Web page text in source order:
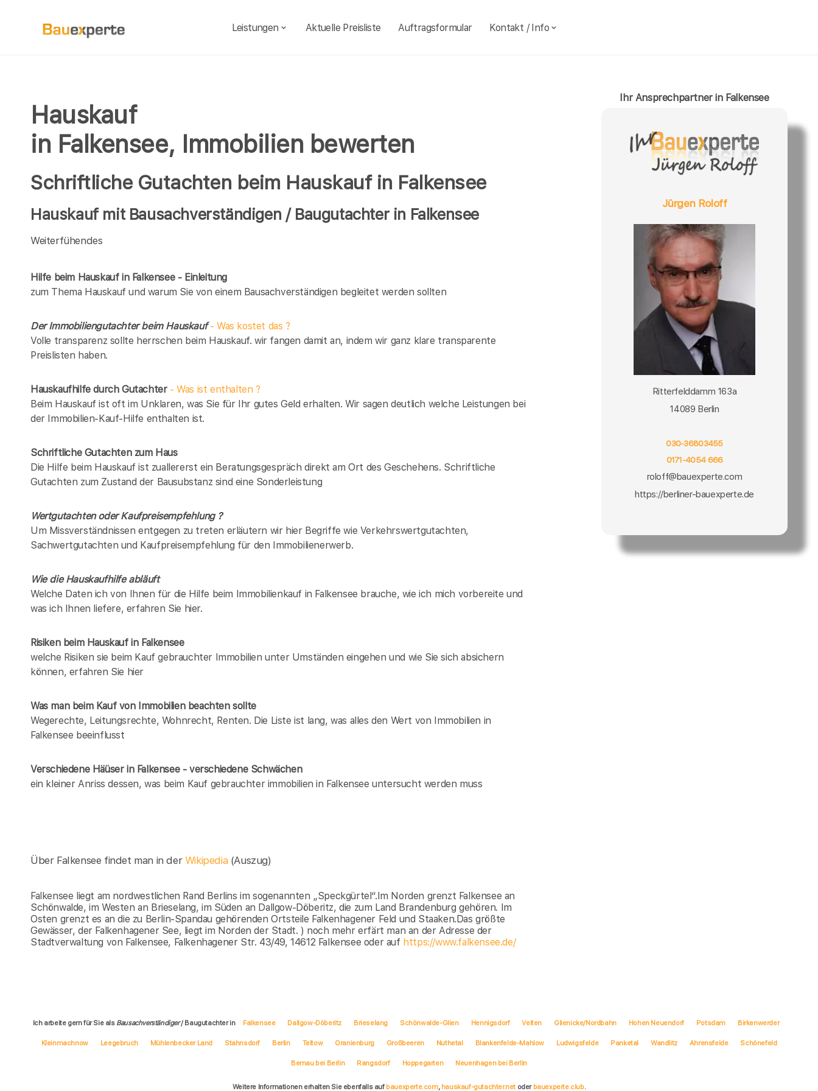
Leistungen Aktuelle Preisliste Auftragsformular Kontakt / Info
Hauskauf
in Falkensee, Immobilien bewerten
Schriftliche Gutachten beim Hauskauf in Falkensee
Hauskauf mit Bausachverständigen / Baugutachter in Falkensee
Weiterfühendes
Hilfe beim Hauskauf in Falkensee - Einleitung
zum Thema Hauskauf und warum Sie von einem Bausachverständigen begleitet werden sollten
Der Immobiliengutachter beim Hauskauf- Was kostet das ?
Volle transparenz sollte herrschen beim Hauskauf. wir fangen damit an, indem wir ganz klare transparente
Preislisten haben.
Hauskaufhilfe durch Gutachter- Was ist enthalten ?
Beim Hauskauf ist oft im Unklaren, was Sie für Ihr gutes Geld erhalten. Wir sagen deutlich welche Leistungen bei
der Immobilien-Kauf-Hilfe enthalten ist.
Schriftliche Gutachten zum Haus
Die Hilfe beim Hauskauf ist zuallererst ein Beratungsgespräch direkt am Ort des Geschehens. Schriftliche
Gutachten zum Zustand der Bausubstanz sind eine Sonderleistung
Wertgutachten oder Kaufpreisempfehlung ?
Um Missverständnissen entgegen zu treten erläutern wir hier Begriffe wie Verkehrswertgutachten,
Sachwertgutachten und Kaufpreisempfehlung für den Immobilienerwerb.
Wie die Hauskaufhilfe abläuft
Welche Daten ich von Ihnen für die Hilfe beim Immobilienkauf in Falkensee brauche, wie ich mich vorbereite und
was ich Ihnen liefere, erfahren Sie hier.
Risiken beim Hauskaufin Falkensee
welche Risiken sie beim Kauf gebrauchter Immobilien unter Umständen eingehen und wie Sie sich absichern
können, erfahren Sie hier
Was man beim Kauf von Immobilien beachten sollte
Wegerechte, Leitungsrechte, Wohnrecht, Renten. Die Liste ist lang, was alles den Wert von Immobilien in
Falkensee beeinflusst
Verschiedene Häüser in Falkensee - verschiedene Schwächen
ein kleiner Anriss dessen, was beim Kauf gebrauchter immobilien in Falkensee untersucht werden muss
Über Falkensee findet man in der Wikipedia (Auszug)
Falkensee liegt am nordwestlichen Rand Berlins im sogenannten „Speckgürtel“.Im Norden grenzt Falkensee an
Schönwalde, im Westen an Brieselang, im Süden an Dallgow-Döberitz, die zum Land Brandenburg gehören. Im
Osten grenzt es an die zu Berlin-Spandau gehörenden Ortsteile Falkenhagener Feld und Staaken.Das größte
Gewässer, der Falkenhagener See, liegt im Norden der Stadt. ) noch mehr erfärt man an der Adresse der
Stadtverwaltung von Falkensee, Falkenhagener Str. 43/49, 14612 Falkensee oder auf https://www.falkensee.de/
Ihr Ansprechpartner in Falkensee
Jürgen Roloff
Ritterfelddamm 163a
14089 Berlin
030-36803455
0171-4054 666
roloff@bauexperte.com
https://berliner-bauexperte.de
Ich arbeite gern für Sie als Bausachverständiger/ Baugutachter in Falkensee Dallgow-Döberitz Brieselang Schönwalde-Glien Hennigsdorf Velten Glienicke/Nordbahn Hohen Neuendorf Potsdam Birkenwerder
Kleinmachnow Leegebruch Mühlenbecker Land Stahnsdorf Berlin Teltow Oranienburg Großbeeren Nuthetal Blankenfelde-Mahlow Ludwigsfelde Panketal Wandlitz Ahrensfelde Schönefeld
Bernau bei Berlin Rangsdorf Hoppegarten Neuenhagen bei Berlin
Weitere Informationen erhalten Sie ebenfalls auf bauexperte.com, hauskauf-gutachter.net oder bauexperte.club.